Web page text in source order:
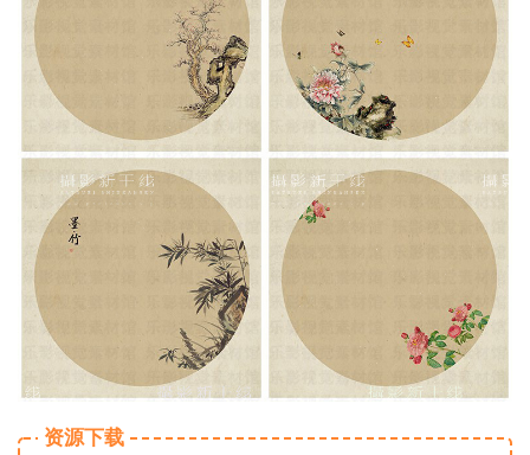
资源下载